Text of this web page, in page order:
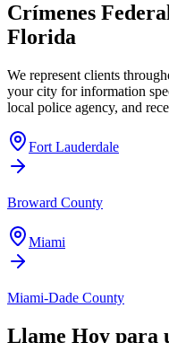
Crímenes
Florida
We represent clients
your city for information
local police agency, and
Fort Lauderdale
Broward County
Miami
Miami-Dade County
Llame Hoy para